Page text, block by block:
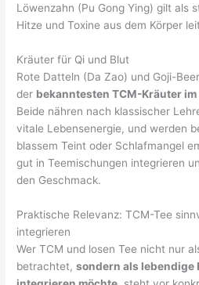
Löwenzahn (Pu Gong Ying) gilt als
Hitze und Toxine aus dem Körper
Kräuter für Qi und Blut
Rote Datteln (Da Zao) und Goji-
der bekanntesten TCM-Kräuter
Beide nähren nach klassischer
vitale Lebensenergie, und werden
blassem Teint oder Schlafmangel
gut in Teemischungen integrieren
den Geschmack.
Praktische Relevanz: TCM-Tee
integrieren
Wer TCM und losen Tee nicht nur
betrachtet,sondern als lebendige